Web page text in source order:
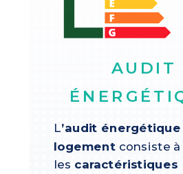
AUDIT
L’audit énergétique
logement consiste
les caractéristiques